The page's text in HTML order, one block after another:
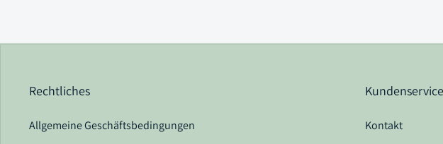
Rechtliches
Allgemeine Geschäftsbedingungen
Kundenservice
Kontakt